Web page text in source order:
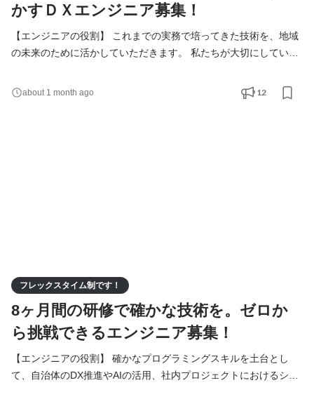
かすＤＸエンジニア募集！
【エンジニアの役割】 これまでの実務で培ってきた技術を、地域
の未来のために活かしていただきます。 私たちが大切にしている
の方々の暮らしや、地方の企業の業務がどう変わるかです。その
about 1 month ago 12
フレックスタイム制です！
8ヶ月間の研修で確かな技術を。ゼロか
ら挑戦できるエンジニア募集！
【エンジニアの役割】 確かなプログラミングスキルを土台とし
て、自治体のDX推進やAIの活用、社内プロジェクトにおけるシス